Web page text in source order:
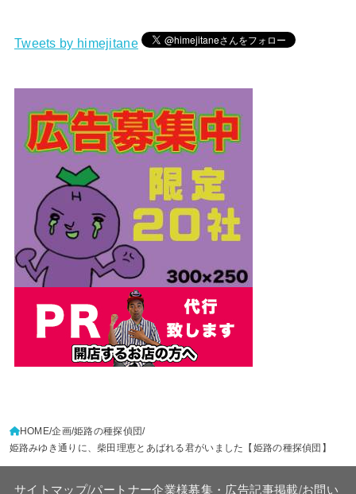
Tweets by himejitane
HOME 企画 姫路の種探偵団
姫路みゆき通りに、柴田理恵とあばれる君がいました【姫路の種探偵団】
サイトマップ/パートナー企業様募集・広告記事掲載/お問い